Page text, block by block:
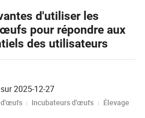
articles populaires
!
d'utiliser les
pour répondre aux
des utilisateurs
sur2025-12-27
d'œufs Incubateurs d'œufs
Élevage